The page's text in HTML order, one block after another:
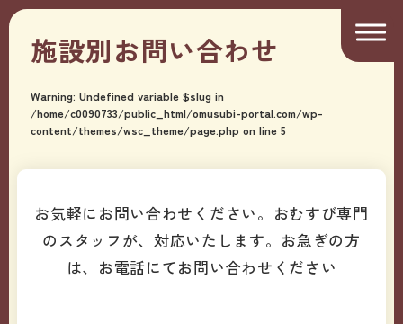
施設別お問い合わせ
Warning: Undefined variable $slug in
/home/c0090733/public_html/omusubi-portal.com/wp-
content/themes/wsc_theme/page.php on line5
お気軽にお問い合わせください。おむすび専門
のスタッフが、対応いたします。 お急ぎの方
は、お電話にてお問い合わせください